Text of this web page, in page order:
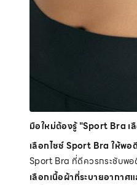
มือใหม่ต้องรู้ "Sport Bra เ
เลือกไซซ์ Sport Bra ให้พอ
Sport Bra ที่ดีควรกระชับพอ
เลือกเนื้อผ้าที่ระบายอากาศ